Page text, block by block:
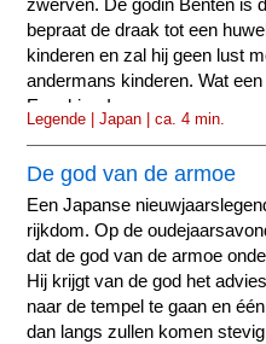
zwerven. De godin Benten is
bepraat de draak tot een
kinderen en zal hij geen lust
andermans kinderen. Wat
Enoshima!
Legende | Japan | ca. 4 min.
De god van de armoe
Een Japanse
rijkdom. Op de
dat de god van de armoe
Hij krijgt van de god het
naar de tempel te gaan en
dan langs zullen komen